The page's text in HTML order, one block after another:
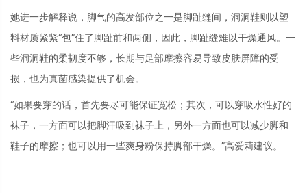
她进一步解释说，脚气的高发部位之一是脚趾缝间，洞洞鞋则以塑
料材质紧紧“包”住了脚趾前和两侧，因此，脚趾缝难以干燥通风。一
些洞洞鞋的柔韧度不够，长期与足部摩擦容易导致皮肤屏障的受
损，也为真菌感染提供了机会。
“如果要穿的话，首先要尽可能保证宽松；其次，可以穿吸水性好的
袜子，一方面可以把脚汗吸到袜子上，另外一方面也可以减少脚和
鞋子的摩擦；也可以用一些爽身粉保持脚部干燥。”高爱莉建议。